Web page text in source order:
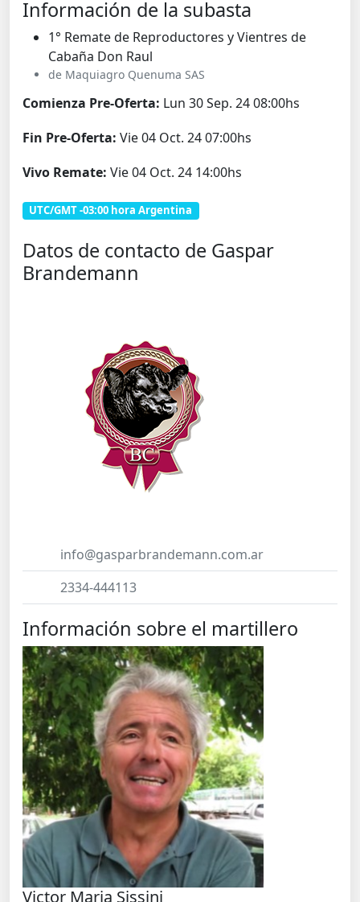
Información de la subasta
1° Remate de Reproductores y Vientres de
Cabaña Don Raul
de Maquiagro Quenuma SAS
Comienza Pre-Oferta: Lun 30 Sep. 24 08:00hs
Fin Pre-Oferta: Vie 04 Oct. 24 07:00hs
Vivo Remate: Vie 04 Oct. 24 14:00hs
UTC/GMT -03:00 hora Argentina
Datos de contacto de Gaspar
Brandemann
info@gasparbrandemann.com.ar
2334-444113
Información sobre el martillero
Victor Maria Sissini